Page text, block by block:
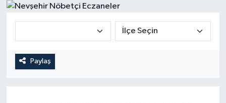
Paylaş
Süper Lig Puan Durumu ve Fikstür
Son Dakika Haberleri